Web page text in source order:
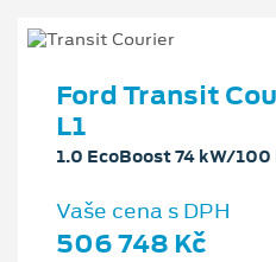
Ford Transit
L1
1.0 EcoBoost 74 kW/
Vaše cena s DPH
506 748 Kč